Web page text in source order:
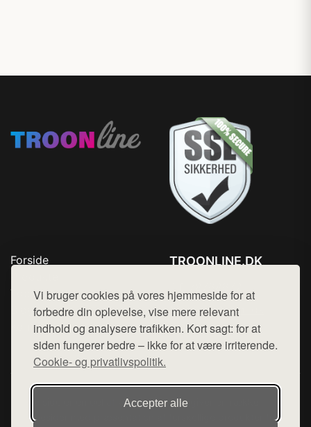
Vi bruger cookies på vores hjemmeside for at
forbedre din oplevelse, vise mere relevant
indhold og analysere trafikken. Kort sagt: for at
siden fungerer bedre – ikke for at være irriterende.
Cookie- og privatlivspolitik.
Accepter alle
Forside
Top Rabatter
Blog
Kontakt
TROONLINE.DK
Mail: hej@want.dk
Cookie- og privatlivspolitik
Denne side er en del af want.dk, der udgiver en række
hjemmesider med præsentation af forskellige produkter fra